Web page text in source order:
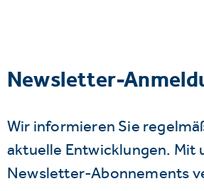
Newsletter-
Wir informieren Sie
aktuelle Entwicklungen. Mit
Newsletter-Abonnements